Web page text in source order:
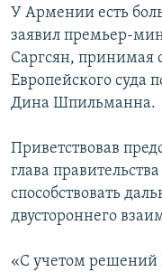
У Армении есть
заявил премьер-
Саргсян, принимая
Европейского суда
Дина Шпильманна.
Приветствовав
глава
способствовать
двустороннего
«С учетом решений